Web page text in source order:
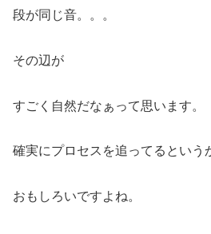
段が同じ音。。。
その辺が
すごく自然だなぁって思います。
確実にプロセスを追ってるという
おもしろいですよね。